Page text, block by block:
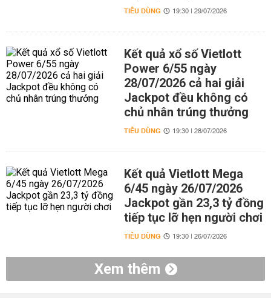
TIÊU DÙNG 19:30 | 29/07/2026
Kết quả xổ số Vietlott
Power 6/55 ngày
28/07/2026 cả hai giải
Jackpot đều không có
chủ nhân trúng thưởng
TIÊU DÙNG 19:30 | 28/07/2026
Kết quả Vietlott Mega
6/45 ngày 26/07/2026
Jackpot gần 23,3 tỷ đồng
tiếp tục lỡ hẹn người chơi
TIÊU DÙNG 19:30 | 26/07/2026
Xem thêm